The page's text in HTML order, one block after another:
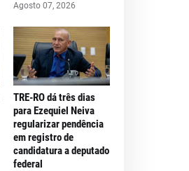
Agosto 07, 2026
TRE-RO dá três dias
para Ezequiel Neiva
regularizar pendência
em registro de
candidatura a deputado
federal